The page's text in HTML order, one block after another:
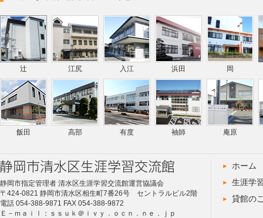
辻 江尻 入江 浜田 岡
飯田 高部 有度 袖師 庵原
静岡市指定管理者 清水区生涯学習交流館運営協議会
〒424-0821 静岡市清水区相生町7番26号 セントラルビル2階
電話 054-388-9871 FAX 054-388-9872
Ｅ－ｍａｉｌ：ｓｓｕｋ＠ｉｖｙ．ｏｃｎ．ｎｅ．ｊｐ
ホーム
生涯学
貸館の